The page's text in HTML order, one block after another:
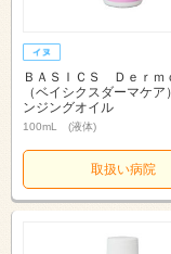
ＢＡＳＩＣＳ Ｄｅｒｍ
（ベイシクスダーマケ
ンジングオイル
100mL (液体)
取扱い病院